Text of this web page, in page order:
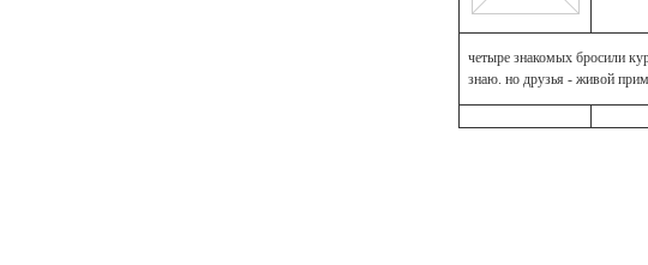
четыре знакомых бросили
знаю. но друзья - живой